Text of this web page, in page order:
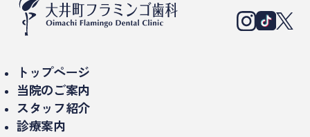
トップページ
当院のご案内
当院について
スタッフ紹介
診療案内